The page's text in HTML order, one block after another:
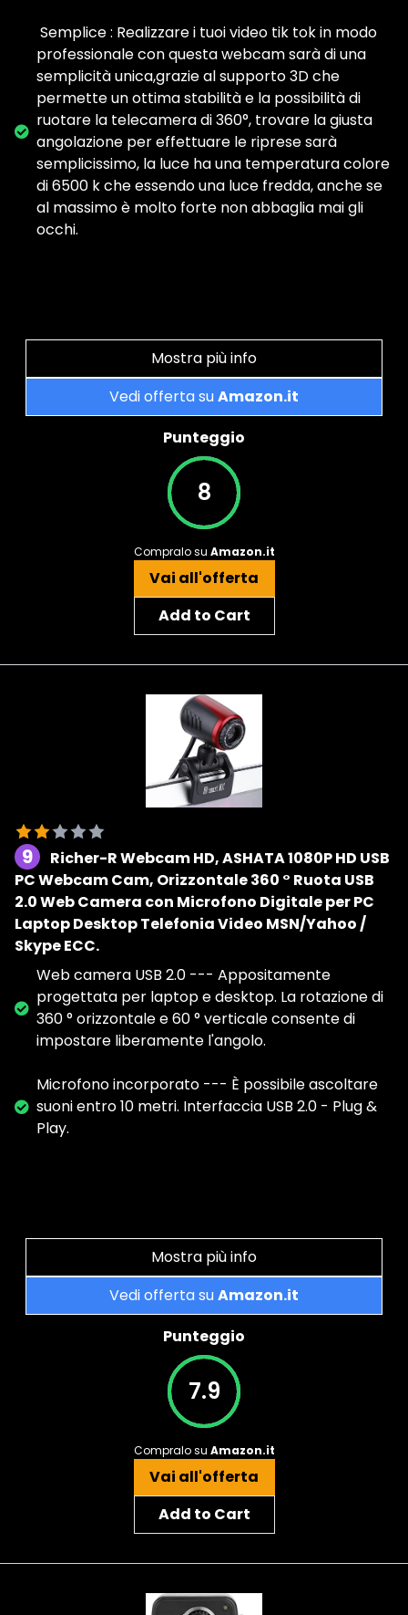
️ Semplice : Realizzare i tuoi video tik tok in modo
professionale con questa webcam sarà di una
semplicità unica,grazie al supporto 3D che
permette un ottima stabilità e la possibilità di
ruotare la telecamera di 360°, trovare la giusta
angolazione per effettuare le riprese sarà
semplicissimo, la luce ha una temperatura colore
di 6500 k che essendo una luce fredda, anche se
al massimo è molto forte non abbaglia mai gli
occhi.
Mostra più info
Vedi offerta suAmazon.it
Punteggio
8
Compralo su Amazon.it
Vai all'offerta
Add to Cart
9
Richer-R Webcam HD, ASHATA 1080P HD USB
PC Webcam Cam, Orizzontale 360 ° Ruota USB
2.0 Web Camera con Microfono Digitale per PC
Laptop Desktop Telefonia Video MSN/Yahoo /
Skype ECC.
Web camera USB 2.0 --- Appositamente
progettata per laptop e desktop. La rotazione di
360 ° orizzontale e 60 ° verticale consente di
impostare liberamente l'angolo.
Microfono incorporato --- È possibile ascoltare
suoni entro 10 metri. Interfaccia USB 2.0 - Plug &
Play.
Mostra più info
Vedi offerta suAmazon.it
Punteggio
7.9
Compralo su Amazon.it
Vai all'offerta
Add to Cart